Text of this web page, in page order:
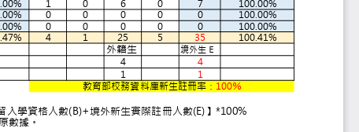
1 0 6 0 7
100.00%
0 0 0 0 0
100.00%
0 0 0 0 0
100.00%
4 1 25 5 35 100.41%
外籍生 境外生Ｅ
4 4
1 1
數(E)】/【總量內核定招生名額(A)-總量內
過100％者，僅全校註冊率調整為100%，其
教育部校務資料庫新生註冊率：
100
%